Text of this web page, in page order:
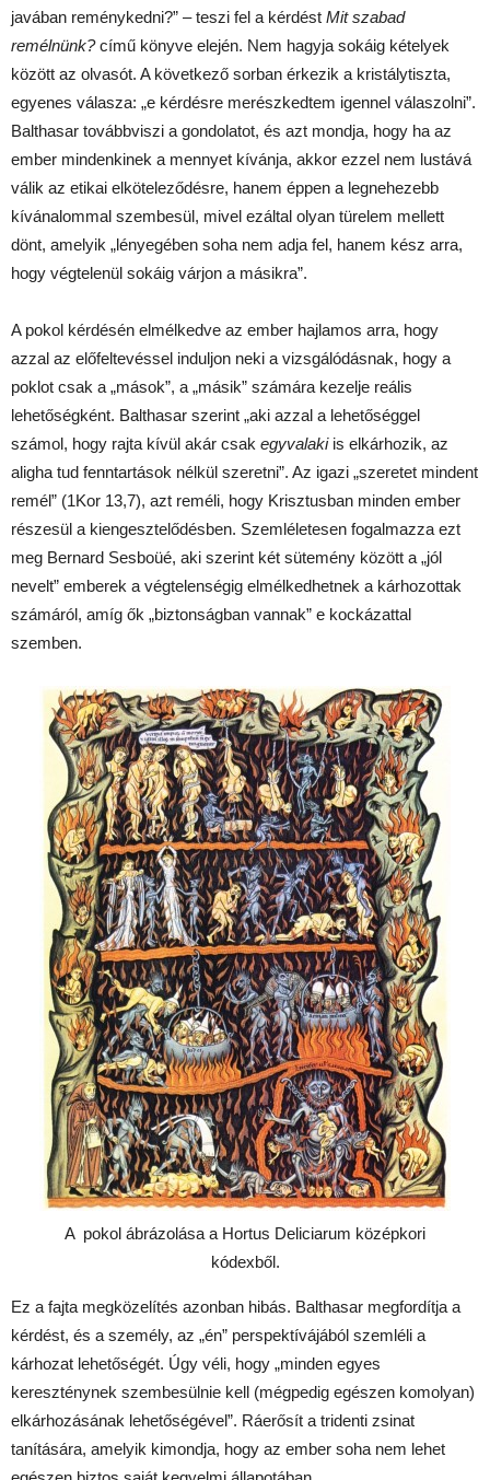
javában reménykedni?” – teszi fel a kérdést Mit szabad
remélnünk?című könyve elején. Nem hagyja sokáig kételyek
között az olvasót. A következő sorban érkezik a kristálytiszta,
egyenes válasza: „e kérdésre merészkedtem igennel válaszolni”.
Balthasar továbbviszi a gondolatot, és azt mondja, hogy ha az
ember mindenkinek a mennyet kívánja, akkor ezzel nem lustává
válik az etikai elköteleződésre, hanem éppen a legnehezebb
kívánalommal szembesül, mivel ezáltal olyan türelem mellett
dönt, amelyik „lényegében soha nem adja fel, hanem kész arra,
hogy végtelenül sokáig várjon a másikra”.
A pokol kérdésén elmélkedve az ember hajlamos arra, hogy
azzal az előfeltevéssel induljon neki a vizsgálódásnak, hogy a
poklot csak a „mások”, a „másik” számára kezelje reális
lehetőségként. Balthasar szerint „aki azzal a lehetőséggel
számol, hogy rajta kívül akár csak egyvalakiis elkárhozik, az
aligha tud fenntartások nélkül szeretni”. Az igazi „szeretet mindent
remél” (1Kor 13,7), azt reméli, hogy Krisztusban minden ember
részesül a kiengesztelődésben. Szemléletesen fogalmazza ezt
meg Bernard Sesboüé, aki szerint két sütemény között a „jól
nevelt” emberek a végtelenségig elmélkedhetnek a kárhozottak
számáról, amíg ők „biztonságban vannak” e kockázattal
szemben.
A pokol ábrázolása a Hortus Deliciarum középkori
kódexből.
Ez a fajta megközelítés azonban hibás. Balthasar megfordítja a
kérdést, és a személy, az „én” perspektívájából szemléli a
kárhozat lehetőségét. Úgy véli, hogy „minden egyes
kereszténynek szembesülnie kell (mégpedig egészen komolyan)
elkárhozásának lehetőségével”. Ráerősít a tridenti zsinat
tanítására, amelyik kimondja, hogy az ember soha nem lehet